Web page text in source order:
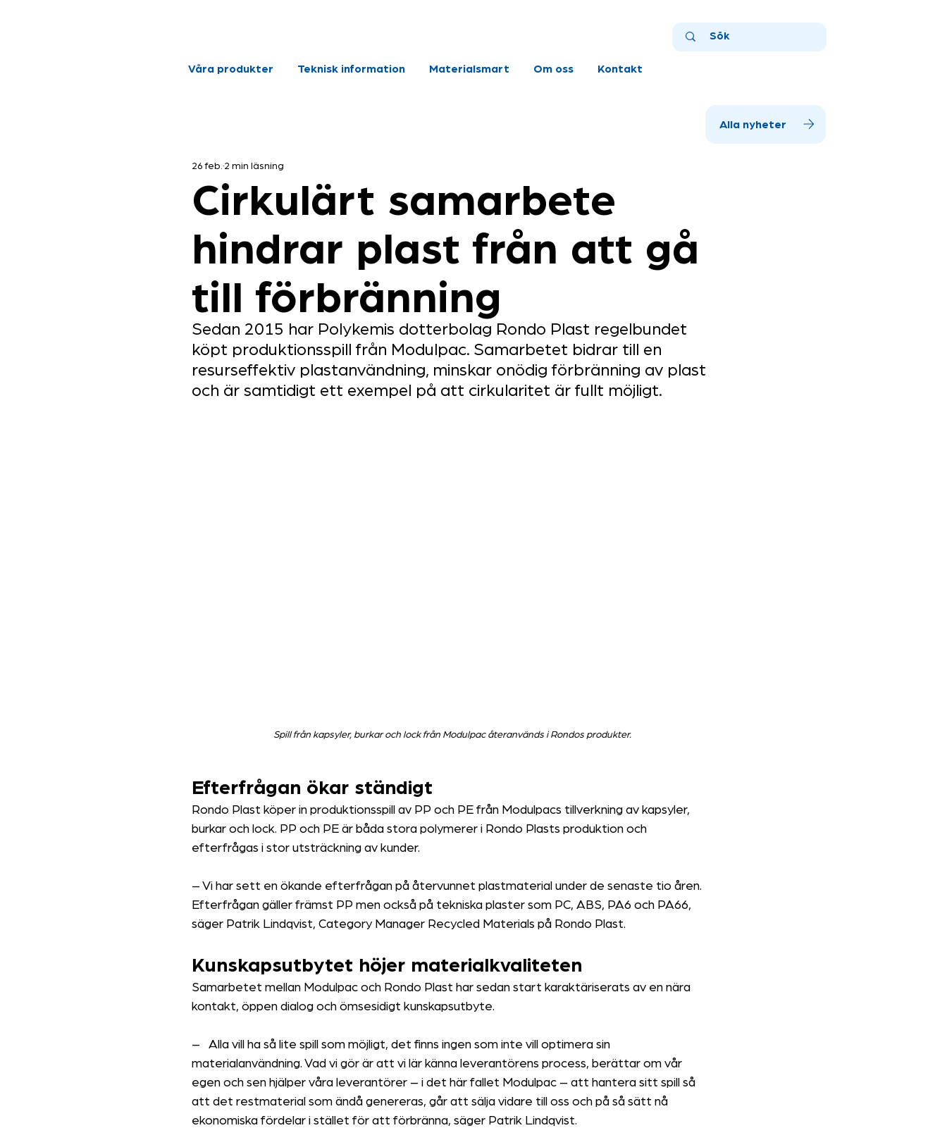
Våra produkter Teknisk information Materialsmart Om oss Kontakt
Alla nyheter
Cirkulärt samarbete
hindrar plast från att gå
till förbränning
26 feb. 2 min läsning
Sedan 2015 har Polykemis dotterbolag Rondo Plast regelbundet
köpt produktionsspill från Modulpac. Samarbetet bidrar till en
resurseffektiv plastanvändning, minskar onödig förbränning av plast
och är samtidigt ett exempel på att cirkularitet är fullt möjligt.
Spill från kapsyler, burkar och lock från Modulpac återanvänds i Rondos produkter.
Efterfrågan ökar ständigt
Rondo Plast köper in produktionsspill av PP och PE från Modulpacs tillverkning av kapsyler,
burkar och lock. PP och PE är båda stora polymerer i Rondo Plasts produktion och
efterfrågas i stor utsträckning av kunder.
–Vi har sett en ökande efterfrågan på återvunnet plastmaterial under de senaste tio åren.
Efterfrågan gäller främst PP men också på tekniska plaster som PC, ABS, PA6 och PA66,
säger Patrik Lindqvist, Category Manager Recycled Materials på Rondo Plast.
Kunskapsutbytet höjer materialkvaliteten
Samarbetet mellan Modulpac och Rondo Plast har sedan start karaktäriserats av en nära
kontakt, öppen dialog och ömsesidigt kunskapsutbyte.
– Alla vill ha så lite spill som möjligt, det finns ingen som inte vill optimera sin
materialanvändning. Vad vi gör är att vi lär känna leverantörens process, berättar om vår
egen och sen hjälper våra leverantörer – i det här fallet Modulpac – att hantera sitt spill så
att det restmaterial som ändå genereras, går att sälja vidare till oss och på så sätt nå
ekonomiska fördelar i stället för att förbränna, säger Patrik Lindqvist.